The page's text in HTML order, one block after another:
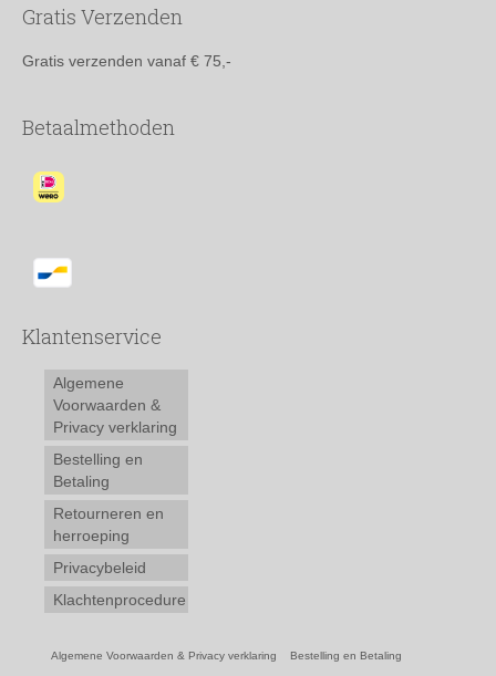
Gratis Verzenden
Gratis verzenden vanaf € 75,-
Betaalmethoden
Klantenservice
Algemene
Voorwaarden &
Privacy verklaring
Bestelling en
Betaling
Retourneren en
herroeping
Privacybeleid
Klachtenprocedure
Algemene Voorwaarden & Privacy verklaring Bestelling en Betaling